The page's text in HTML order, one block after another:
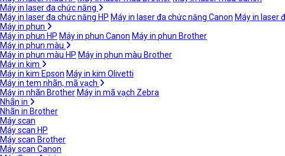
Máy in laser đa chức năng
Máy in laser đa chức năng HP Máy in laser đa chức năng Canon Máy in laser
Máy in phun
Máy in phun HP Máy in phun Canon Máy in phun Brother
Máy in phun màu
Máy in phun màu HP Máy in phun màu Brother
Máy in kim
Máy in kim Epson Máy in kim Olivetti
Máy in tem nhãn, mã vạch
Máy in nhãn Brother Máy in mã vạch Zebra
Nhãn in
Nhãn in Brother
Máy scan
Máy scan HP
Máy scan Brother
Máy scan Canon